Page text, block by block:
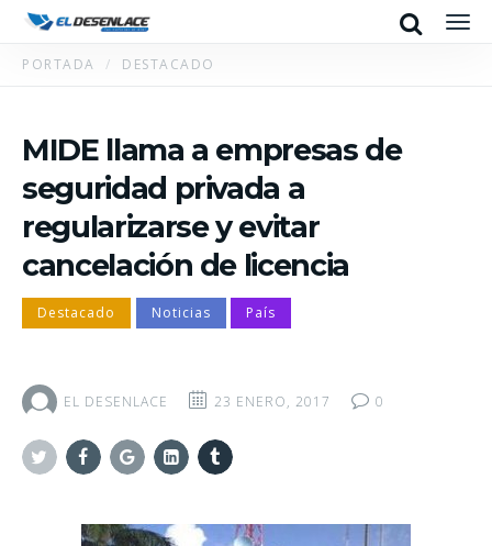
Search
PORTADA DESTACADO
MIDE llama a empresas de
seguridad privada a
regularizarse y evitar
cancelación de licencia
Destacado Noticias País
EL DESENLACE 23 ENERO, 2017 0